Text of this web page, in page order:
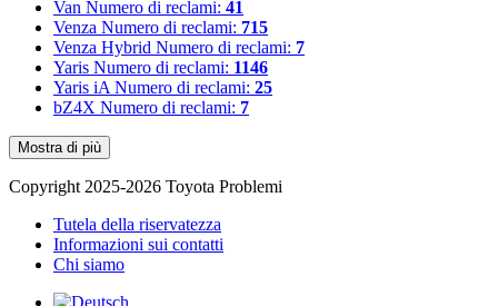
Van Numero di reclami: 41
Venza Numero di reclami: 715
Venza Hybrid Numero di reclami: 7
Yaris Numero di reclami: 1146
Yaris iA Numero di reclami: 25
bZ4X Numero di reclami: 7
Mostra di più
Copyright 2025-2026 Toyota Problemi
Tutela della riservatezza
Informazioni sui contatti
Chi siamo